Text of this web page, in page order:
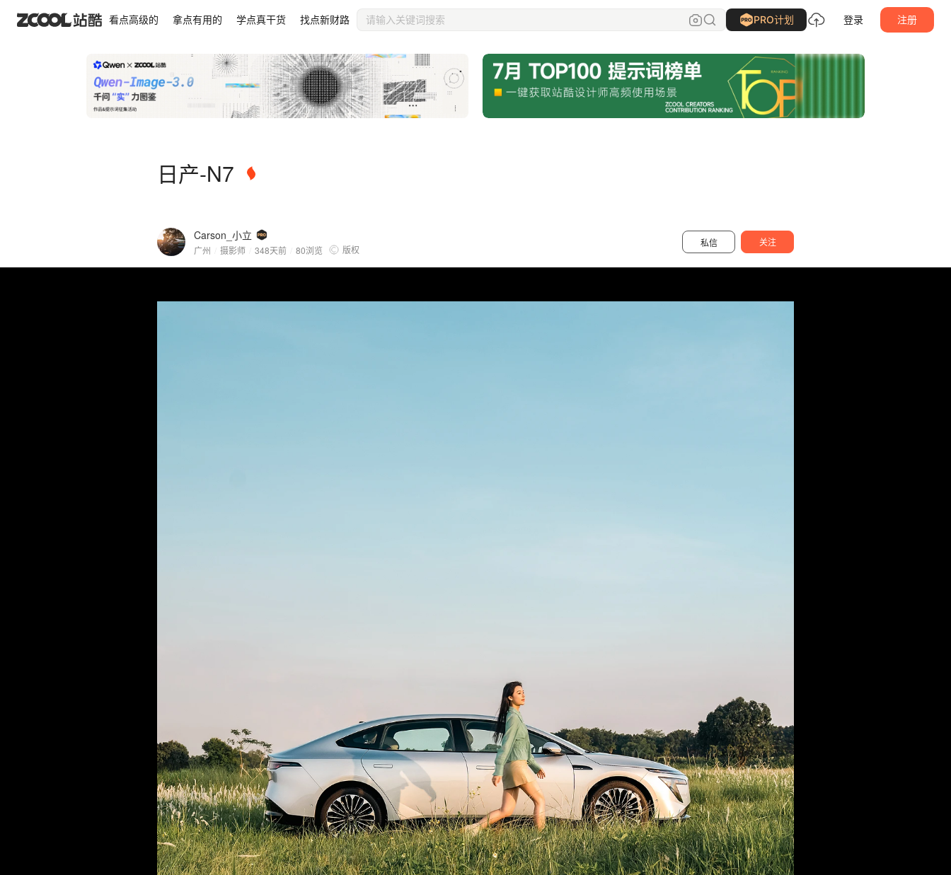
看点高级的 拿点有用的 学点真干货 找点新财路 PRO计划 登录 注册
日产-N7
Carson_小立
广州 摄影师 348天前 80浏览 版权
私信 关注
日产-N7 Carson_小立 关注